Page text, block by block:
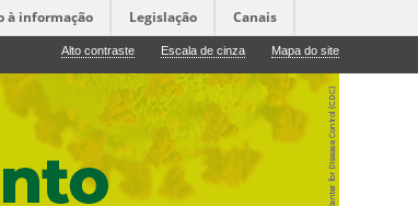
à informação Legislação
Canais
Alto contraste Escala de cinza Mapa do site